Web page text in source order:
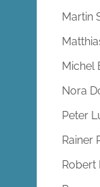
Martin
Michel
Nora
Peter
Rainer
Robert